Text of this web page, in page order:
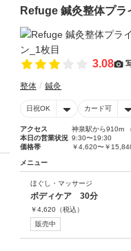
Refuge 鍼灸整体プラ
3.08
整体 鍼灸
日祝OK カード可
アクセス
神泉駅から910m
本日の営業状況 9:30〜19:30
価格帯
￥4,620〜￥
メニュー
ほぐし・マッサージ
ボディケア 30分
￥4,620 （税込）
販売中